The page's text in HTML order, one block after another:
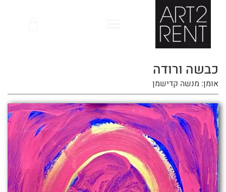
כבשה ורודה
אומן: מנשה קדישמן